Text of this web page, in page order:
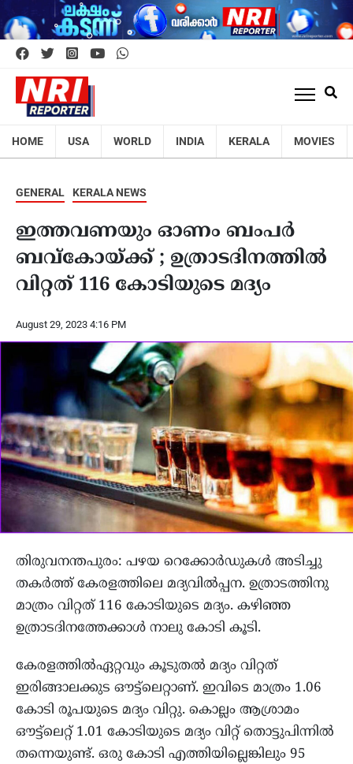
HOME USA WORLD INDIA KERALA MOVIES
GENERAL KERALA NEWS
ഇത്തവണയും ഓണം ബംപര്‍
ബവ്കോയ്ക്ക് ; ഉത്രാടദിനത്തില്‍
വിറ്റത് 116 കോടിയുടെ മദ്യം
August 29, 2023 4:16 PM
തിരുവനന്തപുരം: പഴയ റെക്കോര്‍ഡുകള്‍ അടിച്ചു
തകര്‍ത്ത് കേരളത്തിലെ മദ്യവില്‍പ്പന. ഉത്രാടത്തിനു
മാത്രം വിറ്റത് 116 കോടിയുടെ മദ്യം. കഴിഞ്ഞ
ഉത്രാടദിനത്തേക്കാള്‍ നാലു കോടി കൂടി.
കേരളത്തില്‍ഏറ്റവും കൂടുതല്‍ മദ്യം വിറ്റത്
ഇരിങ്ങാലക്കുട ഔട്ട്ലെറ്റാണ്. ഇവിടെ മാത്രം 1.06
കോടി രൂപയുടെ മദ്യം വിറ്റു. കൊല്ലം ആശ്രാമം
ഔട്ട്ലെറ്റ് 1.01 കോടിയുടെ മദ്യം വിറ്റ് തൊട്ടുപിന്നില്‍
തന്നെയുണ്ട്. ഒരു കോടി എത്തിയില്ലെങ്കിലും 95